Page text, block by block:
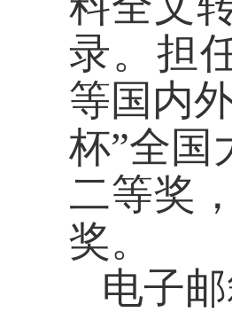
录。担
等国内
杯”全国
二等奖
奖。
电子邮